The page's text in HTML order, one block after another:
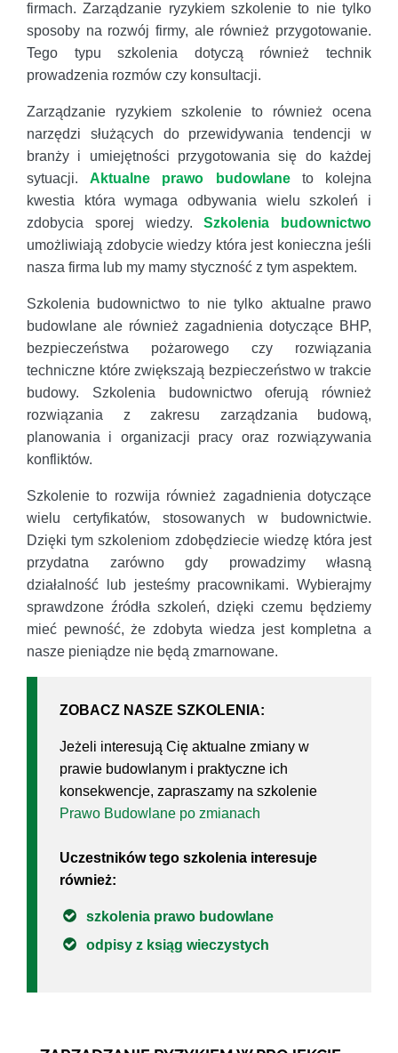
firmach. Zarządzanie ryzykiem szkolenie to nie tylko
sposoby na rozwój firmy, ale również przygotowanie.
Tego typu szkolenia dotyczą również technik
prowadzenia rozmów czy konsultacji.
Zarządzanie ryzykiem szkolenie to również ocena
narzędzi służących do przewidywania tendencji w
branży i umiejętności przygotowania się do każdej
sytuacji.Aktualne prawo budowlaneto kolejna
kwestia która wymaga odbywania wielu szkoleń i
zdobycia sporej wiedzy.Szkolenia budownictwo
umożliwiają zdobycie wiedzy która jest konieczna jeśli
nasza firma lub my mamy styczność z tym aspektem.
Szkolenia budownictwo to nie tylko aktualne prawo
budowlane ale również zagadnienia dotyczące BHP,
bezpieczeństwa pożarowego czy rozwiązania
techniczne które zwiększają bezpieczeństwo w trakcie
budowy. Szkolenia budownictwo oferują również
rozwiązania z zakresu zarządzania budową,
planowania i organizacji pracy oraz rozwiązywania
konfliktów.
Szkolenie to rozwija również zagadnienia dotyczące
wielu certyfikatów, stosowanych w budownictwie.
Dzięki tym szkoleniom zdobędziecie wiedzę która jest
przydatna zarówno gdy prowadzimy własną
działalność lub jesteśmy pracownikami. Wybierajmy
sprawdzone źródła szkoleń, dzięki czemu będziemy
mieć pewność, że zdobyta wiedza jest kompletna a
nasze pieniądze nie będą zmarnowane.
ZOBACZ NASZE SZKOLENIA:
Jeżeli interesują Cię aktualne zmiany w
prawie budowlanym i praktyczne ich
konsekwencje, zapraszamy na szkolenie
Prawo Budowlane po zmianach
Uczestników tego szkolenia interesuje
również:
szkolenia prawo budowlane
odpisy z ksiąg wieczystych